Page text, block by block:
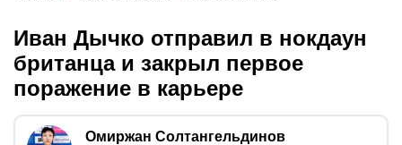
Иван Дычко отправил в нокдаун
британца и закрыл первое
поражение в карьере
Омиржан Солтангельдинов